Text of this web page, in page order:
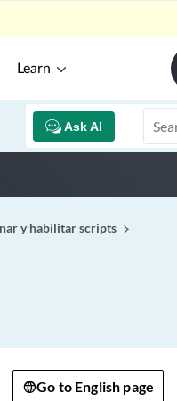
Learn
Ask AI
y habilitar scripts
Go to English page